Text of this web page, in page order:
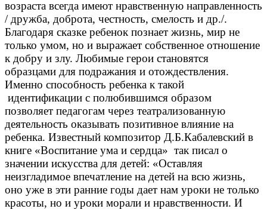
возраста всегда имеют нравственную направленность
/ дружба, доброта, честность, смелость и др./.
Благодаря сказке ребенок познает жизнь, мир не
только умом, но и выражает собственное отношение
к добру и злу. Любимые герои становятся
образцами для подражания и отождествления.
Именно способность ребенка к такой
идентификации с полюбившимся образом
позволяет педагогам через театрализованную
деятельность оказывать позитивное влияние на
ребенка. Известный композитор Д.Б.Кабалевский в
книге «Воспитание ума и сердца» так писал о
значении искусства для детей: «Оставляя
неизгладимое впечатление на детей на всю жизнь,
оно уже в эти ранние годы дает нам уроки не только
красоты, но и уроки морали и нравственности. И